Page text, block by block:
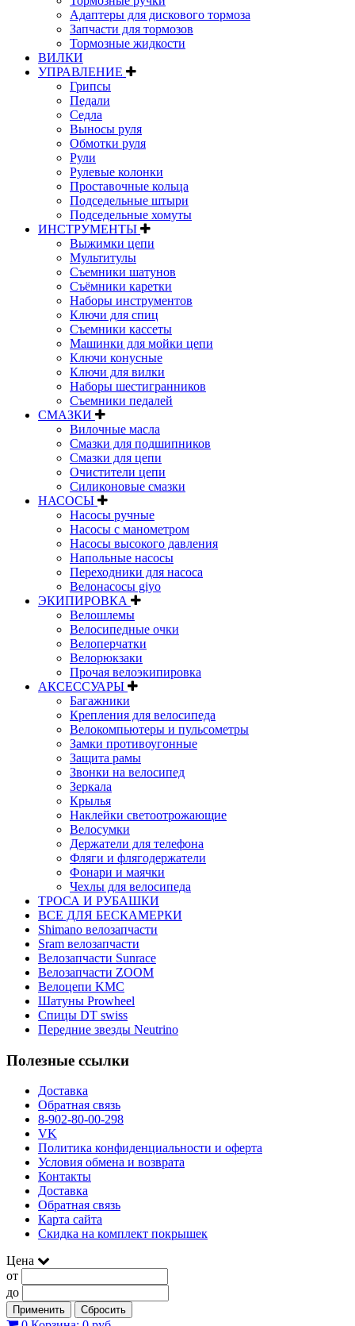
Адаптеры для дискового тормоза
Запчасти для тормозов
Тормозные жидкости
ВИЛКИ
УПРАВЛЕНИЕ
Грипсы
Педали
Седла
Выносы руля
Обмотки руля
Рули
Рулевые колонки
Проставочные кольца
Подседельные штыри
Подседельные хомуты
ИНСТРУМЕНТЫ
Выжимки цепи
Мультитулы
Съемники шатунов
Съёмники каретки
Наборы инструментов
Ключи для спиц
Съемники кассеты
Машинки для мойки цепи
Ключи конусные
Ключи для вилки
Наборы шестигранников
Съемники педалей
СМАЗКИ
Вилочные масла
Смазки для подшипников
Смазки для цепи
Очистители цепи
Силиконовые смазки
НАСОСЫ
Насосы ручные
Насосы с манометром
Насосы высокого давления
Напольные насосы
Переходники для насоса
Велонасосы giyo
ЭКИПИРОВКА
Велошлемы
Велосипедные очки
Велоперчатки
Велорюкзаки
Прочая велоэкипировка
АКСЕССУАРЫ
Багажники
Крепления для велосипеда
Велокомпьютеры и пульсометры
Замки противоугонные
Защита рамы
Звонки на велосипед
Зеркала
Крылья
Наклейки светоотрожающие
Велосумки
Держатели для телефона
Фляги и флягодержатели
Фонари и маячки
Чехлы для велосипеда
ТРОСА И РУБАШКИ
ВСЕ ДЛЯ БЕСКАМЕРКИ
Shimano велозапчасти
Sram велозапчасти
Велозапчасти Sunrace
Велозапчасти ZOOM
Велоцепи KMC
Шатуны Prowheel
Спицы DT swiss
Передние звезды Neutrino
Полезные ссылки
Доставка
Обратная связь
8-902-80-00-298
VK
Политика конфиденциальности и оферта
Условия обмена и возврата
Контакты
Доставка
Обратная связь
Карта сайта
Скидка на комплект покрышек
Цена
от
до
Применить Сбросить